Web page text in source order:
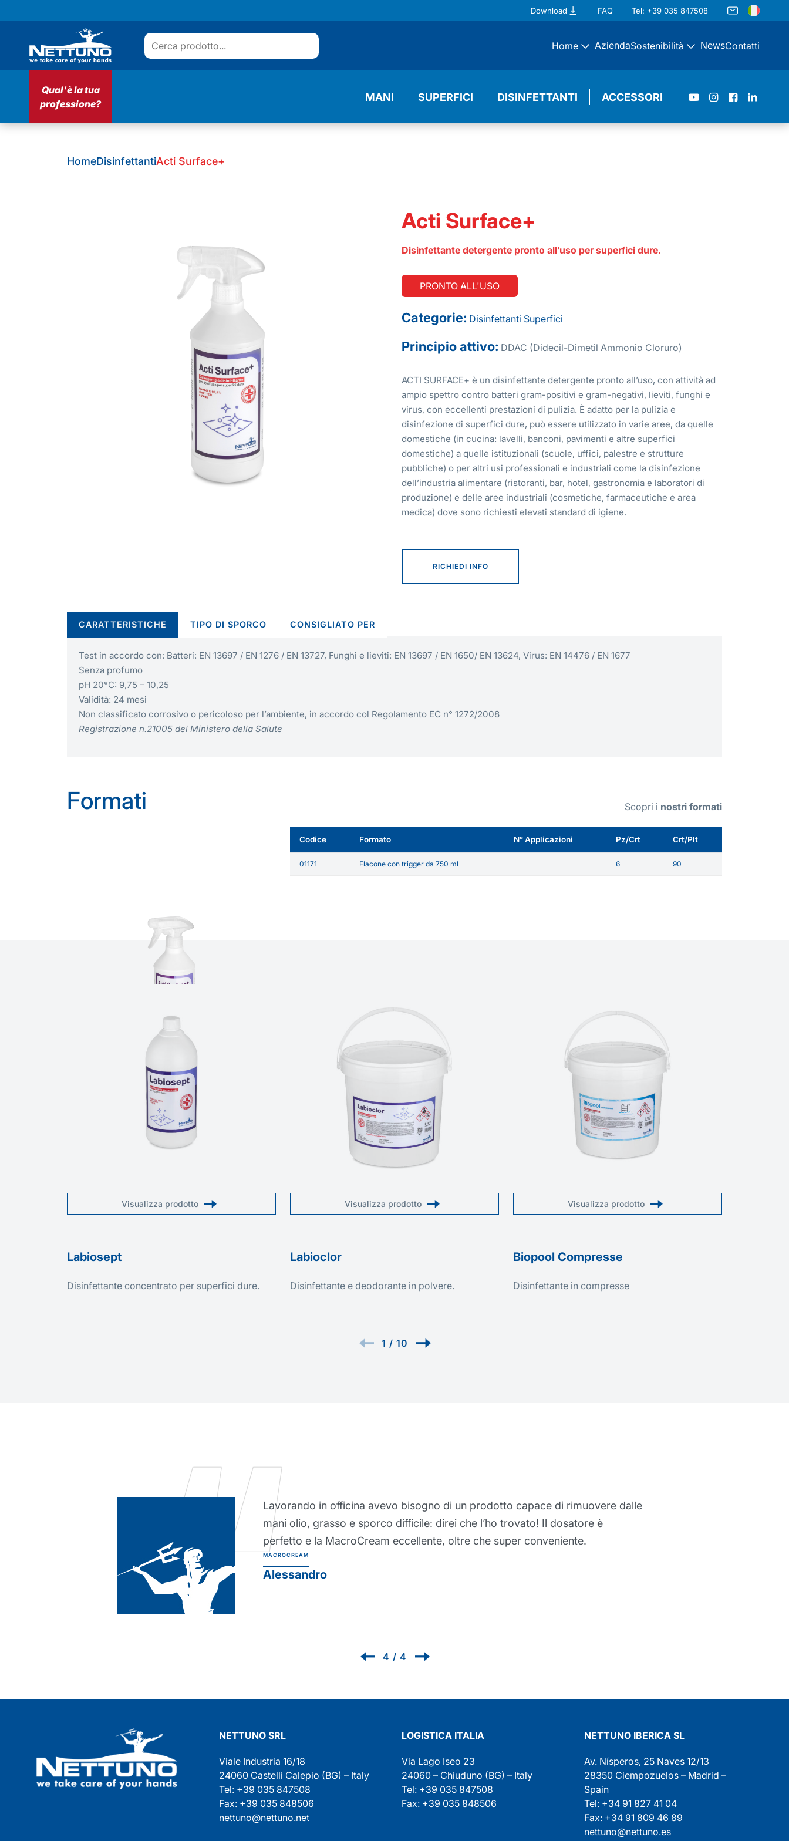
Download FAQ Tel: +39 035 847508
Home AziendaSostenibilità NewsContatti
Qual'è la tua
professione?
MANI SUPERFICI DISINFETTANTI ACCESSORI
HomeDisinfettantiActi Surface+
Acti Surface+
Disinfettante detergente pronto all’uso per superfici dure.
PRONTO ALL'USO
Categorie: Disinfettanti Superfici
Principio attivo: DDAC (Didecil-Dimetil Ammonio Cloruro)
ACTI SURFACE+ è un disinfettante detergente pronto all’uso, con attività ad
ampio spettro contro batteri gram-positivi e gram-negativi, lieviti, funghi e
virus, con eccellenti prestazioni di pulizia. È adatto per la pulizia e
disinfezione di superfici dure, può essere utilizzato in varie aree, da quelle
domestiche (in cucina: lavelli, banconi, pavimenti e altre superfici
domestiche) a quelle istituzionali (scuole, uffici, palestre e strutture
pubbliche) o per altri usi professionali e industriali come la disinfezione
dell’industria alimentare (ristoranti, bar, hotel, gastronomia e laboratori di
produzione) e delle aree industriali (cosmetiche, farmaceutiche e area
medica) dove sono richiesti elevati standard di igiene.
RICHIEDI INFO
CARATTERISTICHE TIPO DI SPORCO CONSIGLIATO PER
Test in accordo con: Batteri: EN 13697 / EN 1276 / EN 13727, Funghi e lieviti: EN 13697 / EN 1650/ EN 13624, Virus: EN 14476 / EN 1677
Senza profumo
pH 20°C: 9,75 – 10,25
Validità: 24 mesi
Non classificato corrosivo o pericoloso per l’ambiente, in accordo col Regolamento EC n° 1272/2008
Registrazione n.21005 del Ministero della Salute
Formati Scopri i nostri formati
Codice Formato N° Applicazioni Pz/Crt Crt/Plt
01171 Flacone con trigger da 750 ml 6 90
Visualizza prodotto
Labiosept
Disinfettante concentrato per superfici dure.
Visualizza prodotto
Labioclor
Disinfettante e deodorante in polvere.
Visualizza prodotto
Biopool Compresse
Disinfettante in compresse
1 / 10
Ho trovato questa crema barriera davvero eccezionale, perché riesce a
proteggere la mia pelle anche durante i lavori più pesanti. Le mie mani sono
decisamente più sane da quando la uso e ormai mi sembrerebbe impossibile
1/ 4
NETTUNO SRL
Viale Industria 16/18
24060 Castelli Calepio (BG) – Italy
Tel: +39 035 847508
Fax: +39 035 848506
nettuno@nettuno.net
LOGISTICA ITALIA
Via Lago Iseo 23
24060 – Chiuduno (BG) – Italy
Tel: +39 035 847508
Fax: +39 035 848506
NETTUNO IBERICA SL
Av. Nísperos, 25 Naves 12/13
28350 Ciempozuelos – Madrid –
Spain
Tel: +34 91 827 41 04
Fax: +34 91 809 46 89
nettuno@nettuno.es